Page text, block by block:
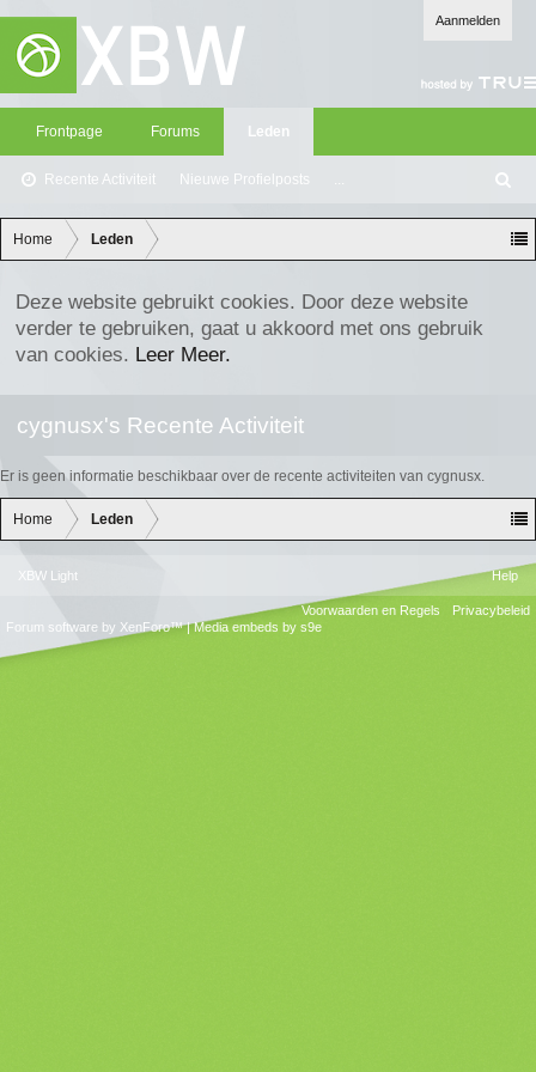
Aanmelden
Frontpage Forums Leden
Recente Activiteit Nieuwe Profielposts ...
oe
ke
n
Home Leden
Deze website gebruikt cookies. Door deze website
verder te gebruiken, gaat u akkoord met ons gebruik
van cookies. Leer Meer.
cygnusx's Recente Activiteit
Er is geen informatie beschikbaar over de recente activiteiten van cygnusx.
Home Leden
XBW Light Help
Voorwaarden en Regels
Privacybeleid
Forum software by XenForo™|Media embeds by s9e